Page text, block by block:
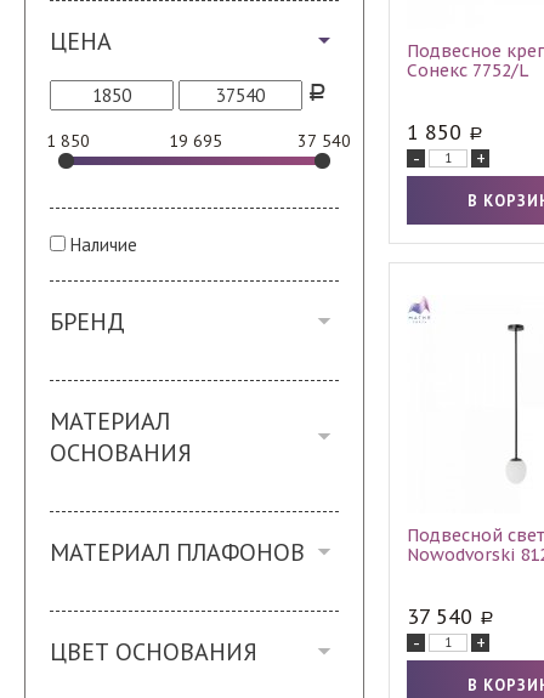
ЦЕНА
1 850 19 695 37 540
Наличие
БРЕНД
МАТЕРИАЛ
ОСНОВАНИЯ
МАТЕРИАЛ ПЛАФОНОВ
ЦВЕТ ОСНОВАНИЯ
Подвесное
Сонекс 7752/L
1 850
- +
Подвесной
Nowodvorski
37 540
- +